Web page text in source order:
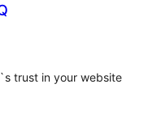
trust in your website